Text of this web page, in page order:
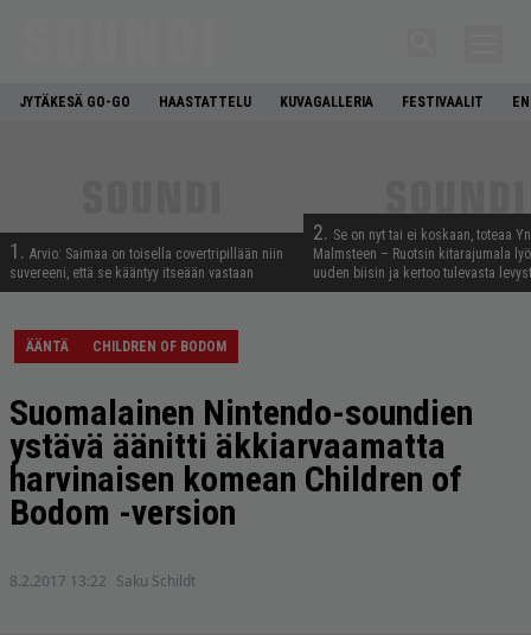
JYTÄKESÄ GO-GO HAASTATTELU KUVAGALLERIA FESTIVAALIT
1. Arvio: Saimaa on toisella covertripillään niin
suvereeni, että se kääntyy itseään vastaan
2. Se on nyt tai ei koskaan, toteaa
Malmsteen – Ruotsin kitarajumala
uuden biisin ja kertoo tulevasta
ÄÄNTÄ CHILDREN OF BODOM
Suomalainen Nintendo-soundien
ystävä äänitti äkkiarvaamatta
harvinaisen komean Children of
Bodom -version
8.2.2017 13:22 Saku Schildt